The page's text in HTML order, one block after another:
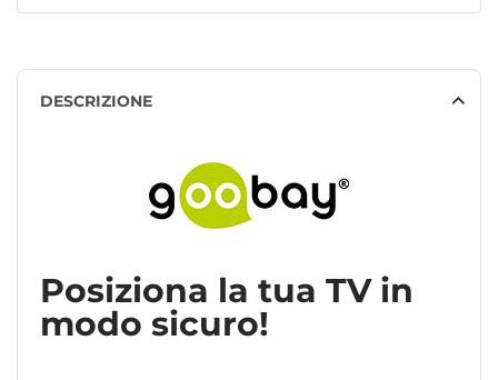
DESCRIZIONE
Posiziona la tua TV in
modo sicuro!